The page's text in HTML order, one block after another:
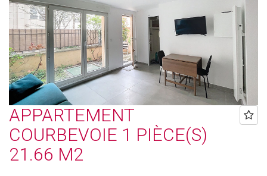
APPARTEMENT
COURBEVOIE 1 PIÈCE(S)
21.66 M2